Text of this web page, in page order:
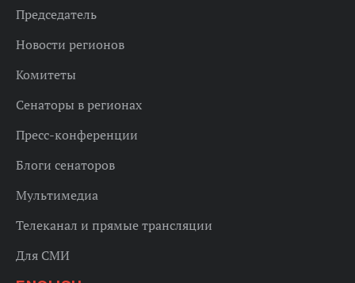
Председатель
Новости регионов
Комитеты
Сенаторы в регионах
Пресс-конференции
Блоги сенаторов
Мультимедиа
Телеканал и прямые трансляции
Для СМИ